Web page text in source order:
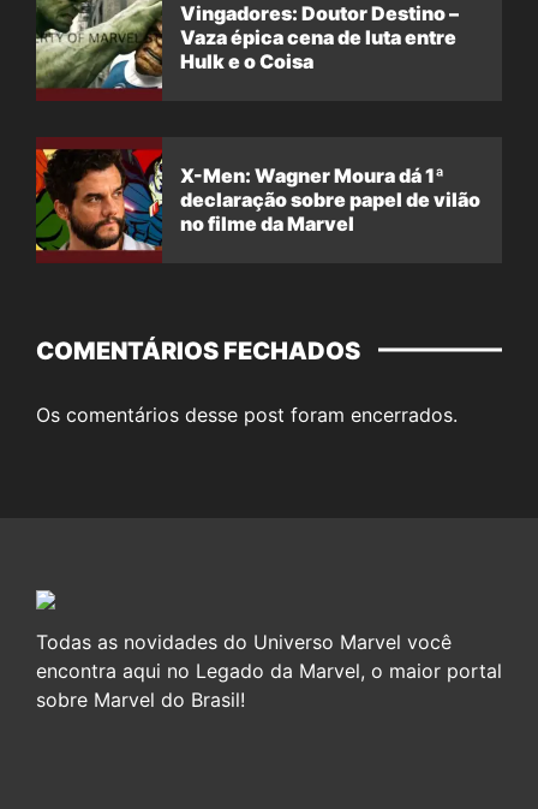
Vingadores: Doutor Destino –
Vaza épica cena de luta entre
Hulk e o Coisa
X-Men: Wagner Moura dá 1ª
declaração sobre papel de vilão
no filme da Marvel
COMENTÁRIOS FECHADOS
Os comentários desse post foram encerrados.
Todas as novidades do Universo Marvel você
encontra aqui no Legado da Marvel, o maior portal
sobre Marvel do Brasil!